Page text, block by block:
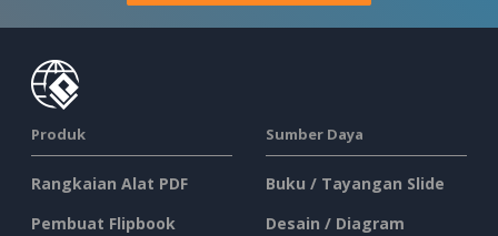
Produk
Rangkaian Alat PDF
Pembuat Flipbook
Sumber Daya
Buku / Tayangan Slide
Desain / Diagram